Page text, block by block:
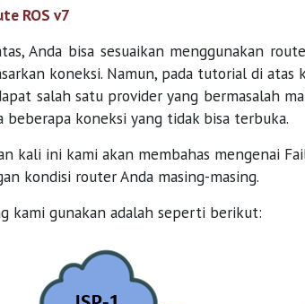
ROS v7
Anda bisa sesuaikan menggunakan
koneksi. Namun, pada tutorial di
salah satu provider yang bermasalah
koneksi yang tidak bisa terbuka.
kali ini kami akan membahas mengenai
kondisi router Anda masing-masing.
kami gunakan adalah seperti berikut: